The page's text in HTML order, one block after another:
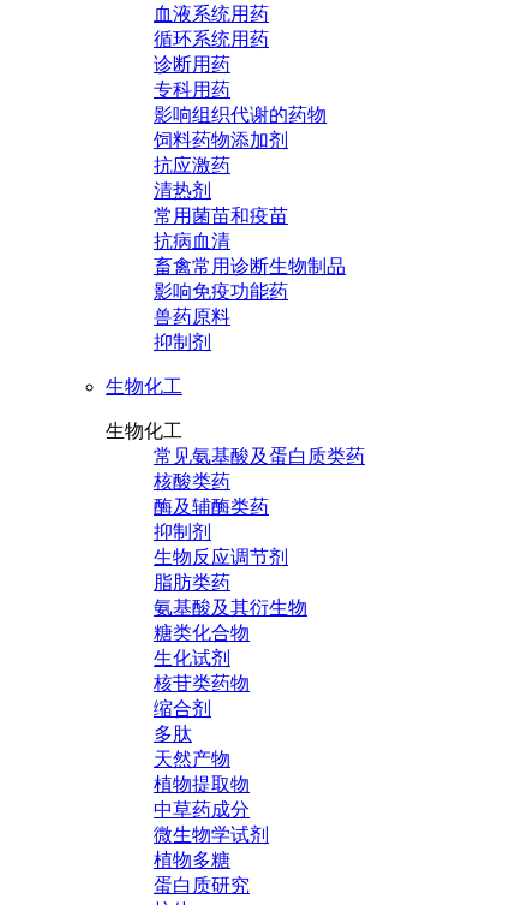
血液系统用药
循环系统用药
诊断用药
专科用药
影响组织代谢的药物
饲料药物添加剂
抗应激药
清热剂
常用菌苗和疫苗
抗病血清
畜禽常用诊断生物制品
影响免疫功能药
兽药原料
抑制剂
生物化工
生物化工
常见氨基酸及蛋白质类药
核酸类药
酶及辅酶类药
抑制剂
生物反应调节剂
脂肪类药
氨基酸及其衍生物
糖类化合物
生化试剂
核苷类药物
缩合剂
多肽
天然产物
植物提取物
中草药成分
微生物学试剂
植物多糖
蛋白质研究